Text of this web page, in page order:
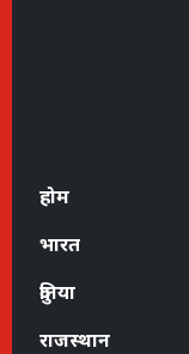
होम
भारत
दुनिया
राजस्थान